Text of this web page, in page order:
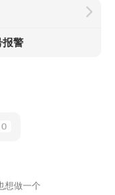
报警
0
想做一个